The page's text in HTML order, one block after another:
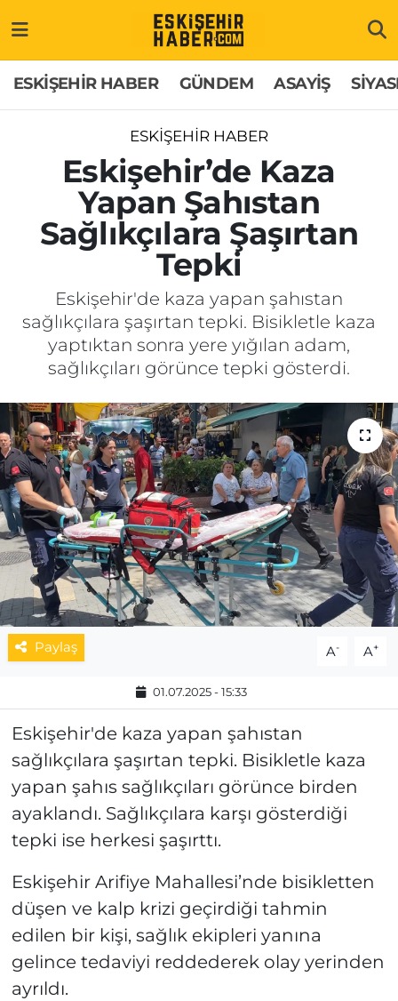
ESKİŞEHİR HABER GÜNDEM ASAYİŞ
ESKİŞEHİR HABER
Eskişehir’de Kaza
Yapan Şahıstan
Sağlıkçılara Şaşırtan
Tepki
Eskişehir'de kaza yapan şahıstan
sağlıkçılara şaşırtan tepki. Bisikletle kaza
yaptıktan sonra yere yığılan adam,
sağlıkçıları görünce tepki gösterdi.
Paylaş A- A+
01.07.2025 - 15:33
Eskişehir'de kaza yapan şahıstan
sağlıkçılara şaşırtan tepki. Bisikletle kaza
yapan şahıs sağlıkçıları görünce birden
ayaklandı. Sağlıkçılara karşı gösterdiği
tepki ise herkesi şaşırttı.
Eskişehir Arifiye Mahallesi’nde bisikletten
düşen ve kalp krizi geçirdiği tahmin
edilen bir kişi, sağlık ekipleri yanına
gelince tedaviyi reddederek olay yerinden
ayrıldı.
GÜNDEM
ASAYİŞ
SİYASET
EKONOMİ
SAĞLIK
EĞİTİM
MAGAZİN
ESKİŞEHİRSPOR
Hakkımızda
İletişim
Künye
Odunpazarı Trafik Yoğunluk Haritası
Süper Lig Puan Durumu ve Fikstür
Tüm Manşetler
Son Dakika Haberleri
Haber Arşivi